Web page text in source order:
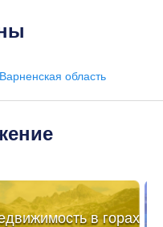
Варненская область
в горах